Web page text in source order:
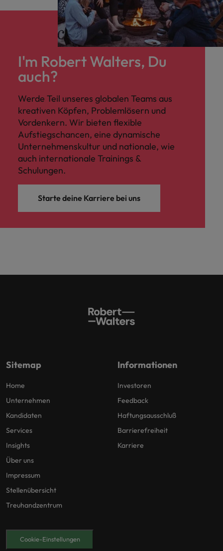
I'm Robert Walters, Du
auch?
Werde Teil unseres globalen Teams aus
kreativen Köpfen, Problemlösern und
Vordenkern. Wir bieten flexible
Aufstiegschancen, eine dynamische
Unternehmenskultur und nationale, wie
auch internationale Trainings &
Schulungen.
Starte deine Karriere bei uns
Sitemap
Home
Unternehmen
Kandidaten
Services
Insights
Über uns
Impressum
Stellenübersicht
Treuhandzentrum
Informationen
Investoren
Feedback
Haftungsausschluß
Barrierefreiheit
Karriere
Cookie-Einstellungen